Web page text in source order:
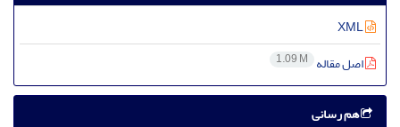
اصل مقاله 1.09 M
هم رسانی